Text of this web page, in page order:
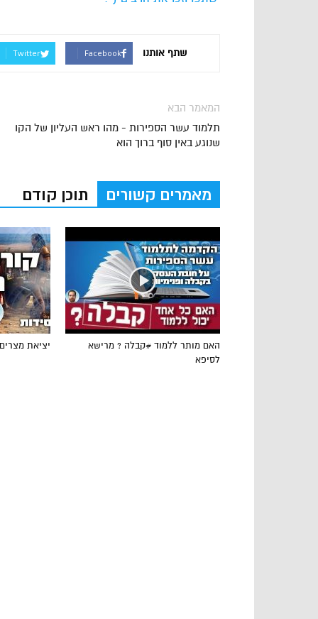
שתף אותנו Facebook
Twitter
המאמר הבא
תלמוד עשר הספירות - מהו ראש העליון של הקו
שנוגע באין סוף ברוך הוא
מאמרים קשורים תוכן קודם
יציאת מצרים
האם מותר ללמוד #קבלה ? מרישא
לסיפא